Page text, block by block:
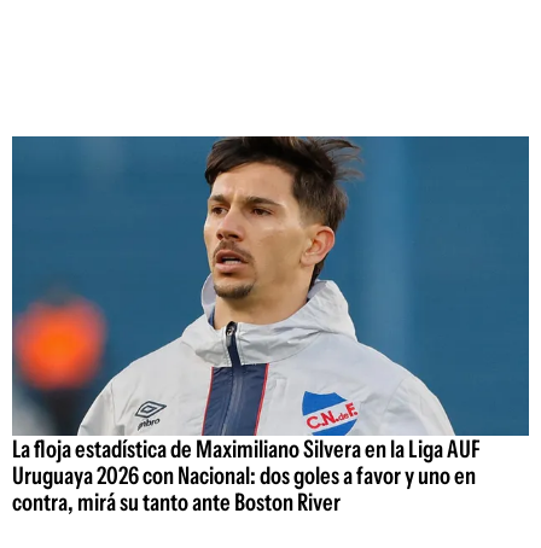
La floja estadística de Maximiliano Silvera en la Liga AUF
Uruguaya 2026 con Nacional: dos goles a favor y uno en
contra, mirá su tanto ante Boston River